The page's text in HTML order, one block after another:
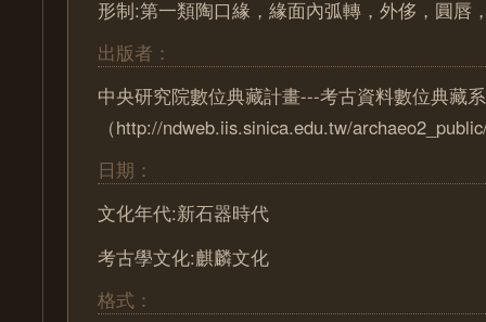
形制:第一類陶口緣，緣面內弧轉，外侈，圓唇
出版者：
中央研究院數位典藏計畫---考古資料數位典藏
（http://ndweb.iis.sinica.edu.tw/
日期：
文化年代:新石器時代
考古學文化:麒麟文化
格式：